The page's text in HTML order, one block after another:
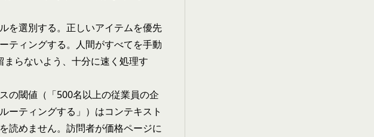
を選別する。正しいアイテムを優先
ティングする。人間がすべてを手動
らないよう、十分に速く処理す
の閾値（「500名以上の従業員の企
ーティングする」）はコンテキスト
読めません。訪問者が価格ページに